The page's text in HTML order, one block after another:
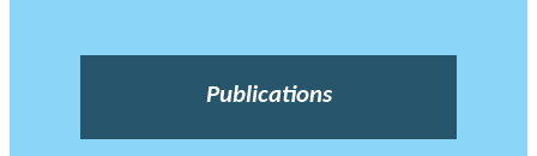
Publications